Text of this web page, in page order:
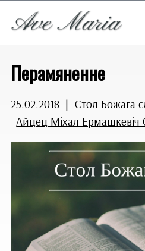
Перамяненне
25.02.2018 | Стол Божага
Айцец Міхал Ермашкевіч